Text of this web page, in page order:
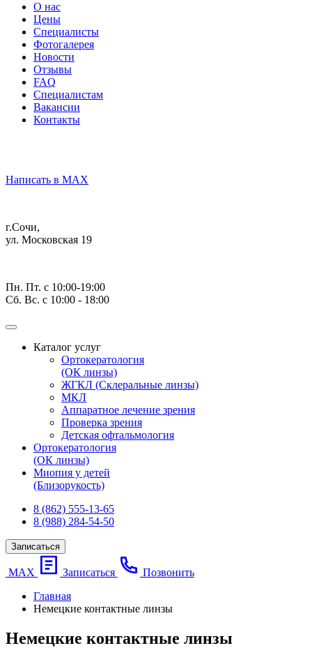
О нас
Цены
Специалисты
Фотогалерея
Новости
Отзывы
FAQ
Специалистам
Вакансии
Контакты
Написать в MAX
г.Сочи,
ул. Московская 19
Пн. Пт. с 10:00-19:00
Сб. Вс. с 10:00 - 18:00
Каталог услуг
Ортокератология
(ОК линзы)
ЖГКЛ (Склеральные линзы)
МКЛ
Аппаратное лечение зрения
Проверка зрения
Детская офтальмология
Ортокератология
(ОК линзы)
Миопия у детей
(Близорукость)
8 (862) 555-13-65
8 (988) 284-54-50
Записаться
МАХ Записаться
Позвонить
Главная
Немецкие контактные линзы
Немецкие контактные линзы